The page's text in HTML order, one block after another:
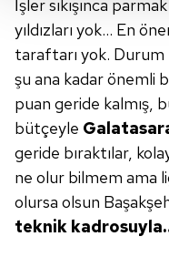
Her halükârda,
takdirde, kullanıcılara
gösterilmeyecektir."
Sizlere daha iyi bir
Sitemizde kendimize
kullanılmaktadır. Bu
verileriniz işlenmekte
toplumu hizmetlerinin
kullanılmaktadır. Diğer
kılınması ve
İşler sıkışınca parmak
yıldızları yok... En
taraftarı yok. Durum
şu ana kadar önemli
puan geride kalmış,
bütçeyle
geride bıraktılar,
ne olur bilmem ama
olursa olsun
teknik